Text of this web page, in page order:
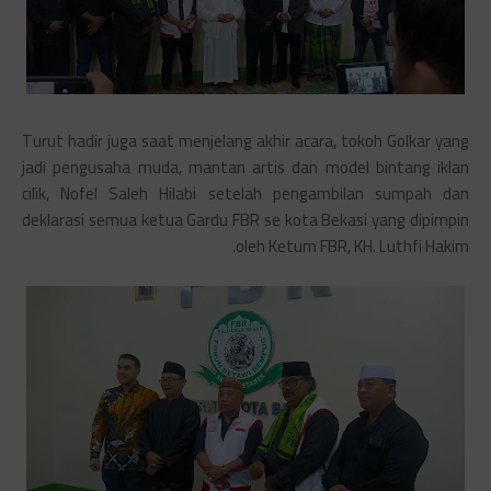
Turut hadir juga saat menjelang akhir acara, tokoh Golkar yang
jadi pengusaha muda, mantan artis dan model bintang iklan
cilik, Nofel Saleh Hilabi setelah pengambilan sumpah dan
deklarasi semua ketua Gardu FBR se kota Bekasi yang dipimpin
oleh Ketum FBR, KH. Luthfi Hakim.